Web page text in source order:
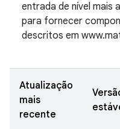
entrada de nível mais
para fornecer
descritos em
Atualização
mais
recente